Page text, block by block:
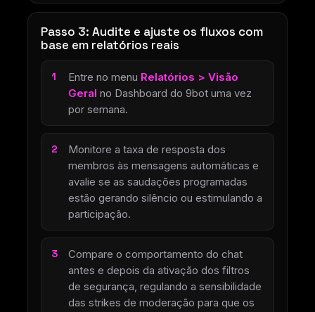
Passo 3: Audite e ajuste os fluxos com
base em relatórios reais
Entre no menu Relatórios > Visão
Geral no Dashboard do 9bot uma vez
por semana.
Monitore a taxa de resposta dos
membros às mensagens automáticas e
avalie se as saudações programadas
estão gerando silêncio ou estimulando a
participação.
Compare o comportamento do chat
antes e depois da ativação dos filtros
de segurança, regulando a sensibilidade
das strikes de moderação para que os